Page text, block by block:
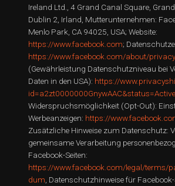
Ireland Ltd., 4 Grand Canal Square,
Dublin 2, Irland, Mutterunternehmen:
Menlo Park, CA 94025, USA; Website:
https://www.facebook.com;
https://www.facebook.com/about/privacy
(Gewährleistung Datenschutzniveau bei
Daten in den USA): https://
id=a2zt0000000GnywAAC&status=Active
Widerspruchsmöglichkeit (Opt-Out):
Werbeanzeigen: https://
Zusätzliche Hinweise zum Datenschutz:
gemeinsame Verarbeitung
Facebook-Seiten:
https://www.facebook.com/legal/terms/
dum , Datenschutzhinweise für Facebook-